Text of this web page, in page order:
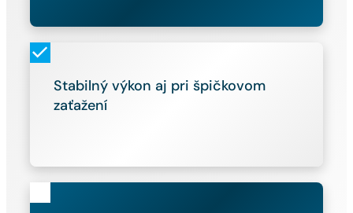
Stabilný výkon aj pri špičkovom
zaťažení